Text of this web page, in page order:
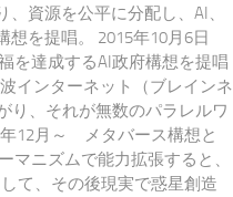
資源を公平に分配し、AI、
想を提唱。 2015年10月6日
を達成するAI政府構想を提唱
インターネット（ブレインネ
り、それが無数のパラレルワ
12月～ メタバース構想と
マニズムで能力拡張すると、
て、その後現実で惑星創造